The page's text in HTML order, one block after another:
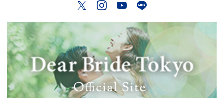
TwitterInstagram
YouTube